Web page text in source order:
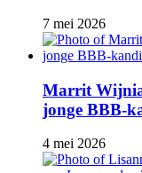
7 mei 2026
Marrit Wijnia
jonge
4 mei 2026